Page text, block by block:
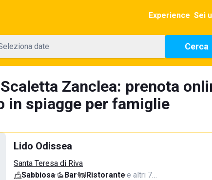
Experience Sei
date Cerca
Zanclea: prenota
in spiagge per famiglie
Lido Odissea
Santa Teresa di Riva
Sabbiosa· Bar· Ristorante·e altri 7…